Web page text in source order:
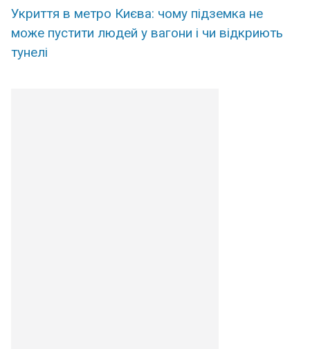
Укриття в метро Києва: чому підземка не
може пустити людей у вагони і чи відкриють
тунелі